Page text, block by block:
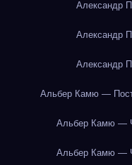
Александр
Александр
Александр
Альбер Камю —
Альбер Камю —
Альбер Камю —